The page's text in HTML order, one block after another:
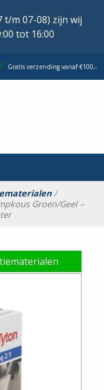
t/m 07-08) zijn wij
tot 16:00
Gratis verzending vanaf €100,-
/
Groen/Geel –